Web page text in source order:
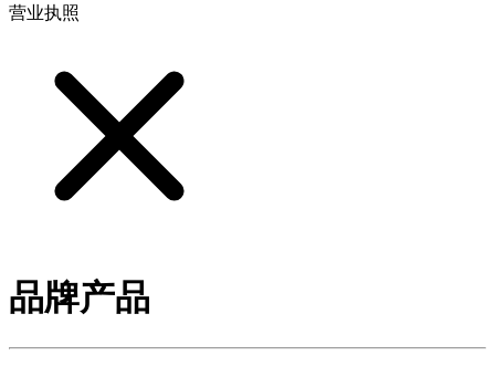
营业执照
品牌产品